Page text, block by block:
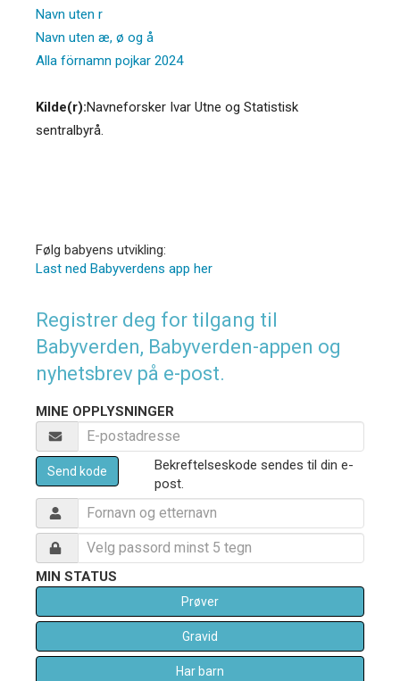
Navn uten r
Navn uten æ, ø og å
Alla förnamn pojkar 2024
Kilde(r):Navneforsker Ivar Utne og Statistisk
sentralbyrå.
Følg babyens utvikling:
Last ned Babyverdens app her
Registrer deg for tilgang til
Babyverden, Babyverden-appen og
nyhetsbrev på e-post.
MINE OPPLYSNINGER
Send kode
Bekreftelseskode sendes til din e-
post.
MIN STATUS
Prøver
Gravid
Har barn